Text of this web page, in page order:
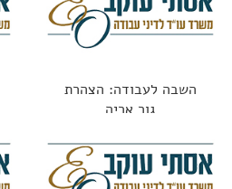
השבה לעבודה: הצהרת
גור אריה